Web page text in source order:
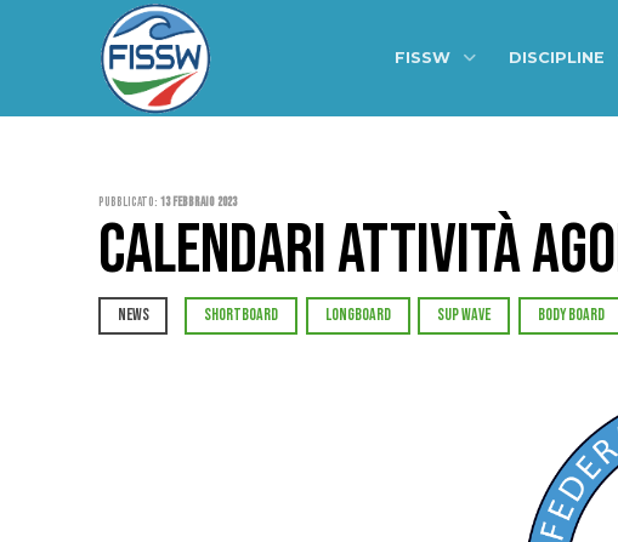
FISSW DISCIPLINE
Pubblicato: 13 Febbraio 2023
CALENDARI ATTIVITÀ
NEWS SHORTBOARD LONGBOARD SUP WAVE BODY BOARD